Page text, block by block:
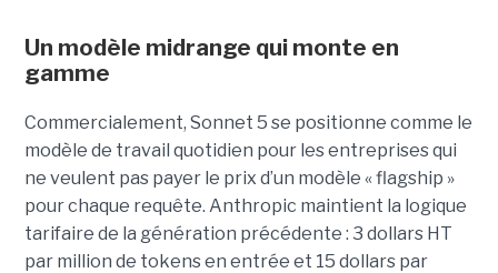
Un modèle midrange qui monte en
gamme
Commercialement, Sonnet 5 se positionne comme le
modèle de travail quotidien pour les entreprises qui
ne veulent pas payer le prix d’un modèle « flagship »
pour chaque requête. Anthropic maintient la logique
tarifaire de la génération précédente : 3 dollars HT
par million de tokens en entrée et 15 dollars par